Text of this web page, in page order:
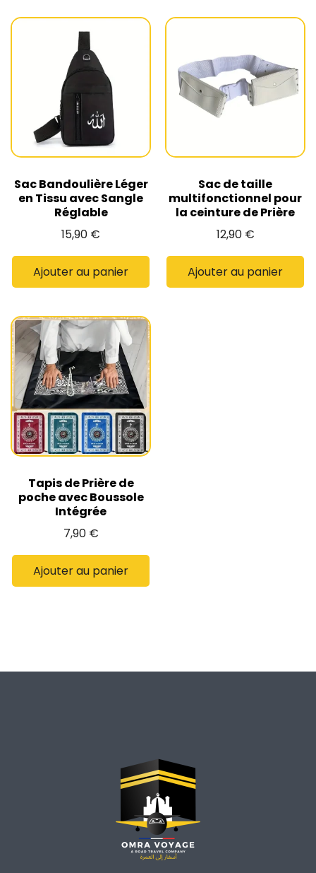
Sac Bandoulière Léger
en Tissu avec Sangle
Réglable
15,90 €
Ajouter au panier
Sac de taille
multifonctionnel pour
la ceinture de Prière
12,90 €
Ajouter au panier
Tapis de Prière de
poche avec Boussole
Intégrée
7,90 €
Ajouter au panier